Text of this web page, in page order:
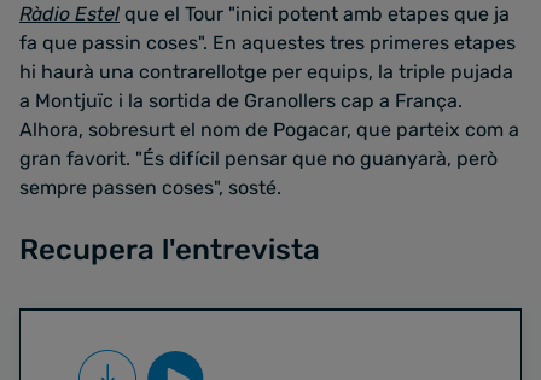
Ràdio Estel que el Tour "inici potent amb etapes que ja
fa que passin coses". En aquestes tres primeres etapes
hi haurà una contrarellotge per equips, la triple pujada
a Montjuïc i la sortida de Granollers cap a França.
Alhora, sobresurt el nom de Pogacar, que parteix com a
gran favorit. "És difícil pensar que no guanyarà, però
sempre passen coses", sosté.
Recupera l'entrevista